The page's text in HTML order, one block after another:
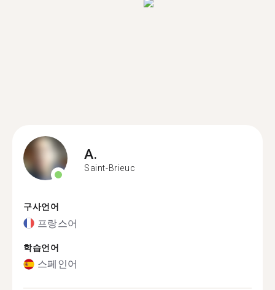
A.
Saint-Brieuc
구사언어
프랑스어
학습언어
스페인어